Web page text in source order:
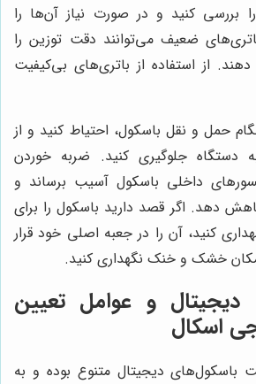
بررسی کنید و در صورت نیاز آن‌ها را
ضعیف می‌توانند دقت توزین را
دهند. از استفاده از باتری‌های بی‌کیفیت
حمل و نقل باسکول، احتیاط کنید و از
دستگاه جلوگیری کنید. ضربه خوردن
داخلی باسکول آسیب برساند و
دهد. اگر قصد دارید باسکول را برای
کنید، آن را در جعبه اصلی خود قرار
خشک و خنک نگهداری کنید.
و عوامل تعیین
اسکال
باسکول‌های دیجیتال متنوع بوده و به